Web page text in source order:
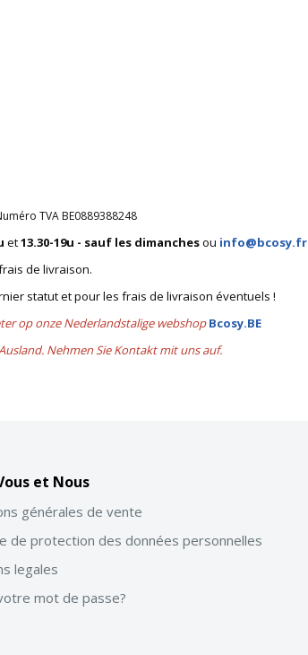
TVA BE0889388248
et13.30-19u - sauf les dimanchesou info@bcosy.fr
de livraison.
statut et pour les frais de livraison éventuels !
op onze Nederlandstalige webshopBcosy.BE
Nehmen Sie Kontakt mit uns auf.
et Nous
générales de vente
de protection des données personnelles
legales
mot de passe?